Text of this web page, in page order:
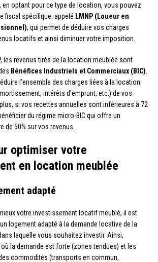
en optant pour ce type de location, vous pouvez
fiscal spécifique, appelé LMNP (Loueur en
, qui permet de déduire vos charges
locatifs et ainsi diminuer votre imposition.
les revenus tirés de la location meublée sont
Bénéfices Industriels et Commerciaux (BIC)
l’ensemble des charges liées à la location
intérêts d’emprunt, etc.) de vos
si vos recettes annuelles sont inférieures à 72
du régime micro-BIC qui offre un
50% sur vos revenus.
optimiser votre
en location meublée
adapté
votre investissement locatif meublé, il est
logement adapté à la demande locative de la
laquelle vous souhaitez investir. Ainsi,
la demande est forte (zones tendues) et les
commodités (transports en commun,